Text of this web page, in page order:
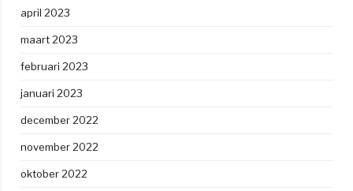
april 2023
maart 2023
februari 2023
januari 2023
december 2022
november 2022
oktober 2022